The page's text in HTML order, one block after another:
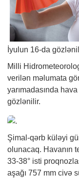
İyulun 16-da
Milli
verilən məlumata
yarımadasında
gözlənilir.
Şimal-qərb küləyi
olunacaq. Havanın
33-38° isti
aşağı 757 mm civə